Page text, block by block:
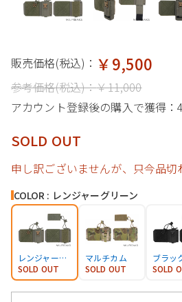
販売価格(税込)： ￥9,500
参考価格(税込)：￥11,000
アカウント登録後の購入で獲得：
SOLD OUT
申し訳ございませんが、只今品切
COLOR : レンジャーグリーン
レンジャーグリーン
SOLD OUT
マルチカム
SOLD OUT
ブラッ
SOLD